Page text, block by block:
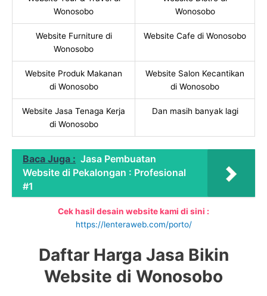
Wonosobo
Wonosobo
Website Furniture di
Wonosobo
Website Cafe di Wonosobo
Website Produk Makanan
di Wonosobo
Website Salon Kecantikan
di Wonosobo
Website Jasa Tenaga Kerja
di Wonosobo
Dan masih banyak lagi
Baca Juga : Jasa Pembuatan
Website di Pekalongan : Profesional
#1
Cek hasil desain website kami di sini :
https://lenteraweb.com/porto/
Daftar Harga Jasa Bikin
Website di Wonosobo